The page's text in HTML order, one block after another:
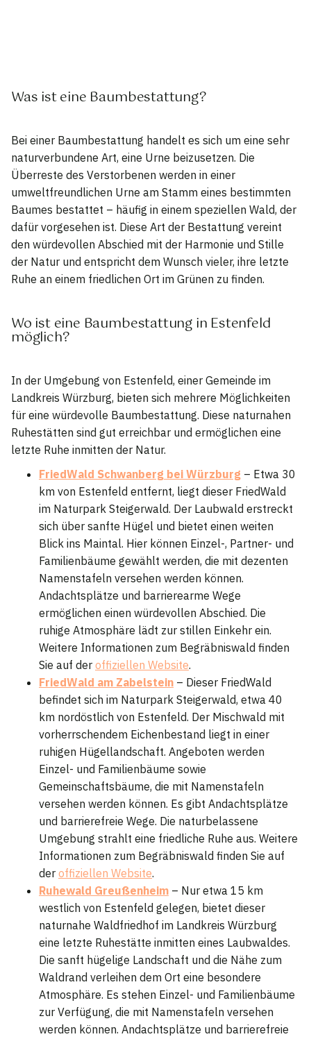
Was ist eine Baumbestattung?
Bei einer Baumbestattung handelt es sich um eine sehr
naturverbundene Art, eine Urne beizusetzen. Die
Überreste des Verstorbenen werden in einer
umweltfreundlichen Urne am Stamm eines bestimmten
Baumes bestattet – häufig in einem speziellen Wald, der
dafür vorgesehen ist. Diese Art der Bestattung vereint
den würdevollen Abschied mit der Harmonie und Stille
der Natur und entspricht dem Wunsch vieler, ihre letzte
Ruhe an einem friedlichen Ort im Grünen zu finden.
Wo ist eine Baumbestattung in Estenfeld
möglich?
In der Umgebung von Estenfeld, einer Gemeinde im
Landkreis Würzburg, bieten sich mehrere Möglichkeiten
für eine würdevolle Baumbestattung. Diese naturnahen
Ruhestätten sind gut erreichbar und ermöglichen eine
letzte Ruhe inmitten der Natur.
FriedWald Schwanberg bei Würzburg – Etwa 30
km von Estenfeld entfernt, liegt dieser FriedWald
im Naturpark Steigerwald. Der Laubwald erstreckt
sich über sanfte Hügel und bietet einen weiten
Blick ins Maintal. Hier können Einzel-, Partner- und
Familienbäume gewählt werden, die mit dezenten
Namenstafeln versehen werden können.
Andachtsplätze und barrierearme Wege
ermöglichen einen würdevollen Abschied. Die
ruhige Atmosphäre lädt zur stillen Einkehr ein.
Weitere Informationen zum Begräbniswald finden
Sie auf der offiziellen Website.
FriedWald am Zabelstein – Dieser FriedWald
befindet sich im Naturpark Steigerwald, etwa 40
km nordöstlich von Estenfeld. Der Mischwald mit
vorherrschendem Eichenbestand liegt in einer
ruhigen Hügellandschaft. Angeboten werden
Einzel- und Familienbäume sowie
Gemeinschaftsbäume, die mit Namenstafeln
versehen werden können. Es gibt Andachtsplätze
und barrierefreie Wege. Die naturbelassene
Umgebung strahlt eine friedliche Ruhe aus. Weitere
Informationen zum Begräbniswald finden Sie auf
der offiziellen Website.
Ruhewald Greußenheim – Nur etwa 15 km
westlich von Estenfeld gelegen, bietet dieser
naturnahe Waldfriedhof im Landkreis Würzburg
eine letzte Ruhestätte inmitten eines Laubwaldes.
Die sanft hügelige Landschaft und die Nähe zum
Waldrand verleihen dem Ort eine besondere
Atmosphäre. Es stehen Einzel- und Familienbäume
zur Verfügung, die mit Namenstafeln versehen
werden können. Andachtsplätze und barrierefreie